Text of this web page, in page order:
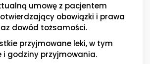
umowę z pacjentem
obowiązki i prawa
dowód tożsamości.
przyjmowane leki, w tym
i godziny przyjmowania.